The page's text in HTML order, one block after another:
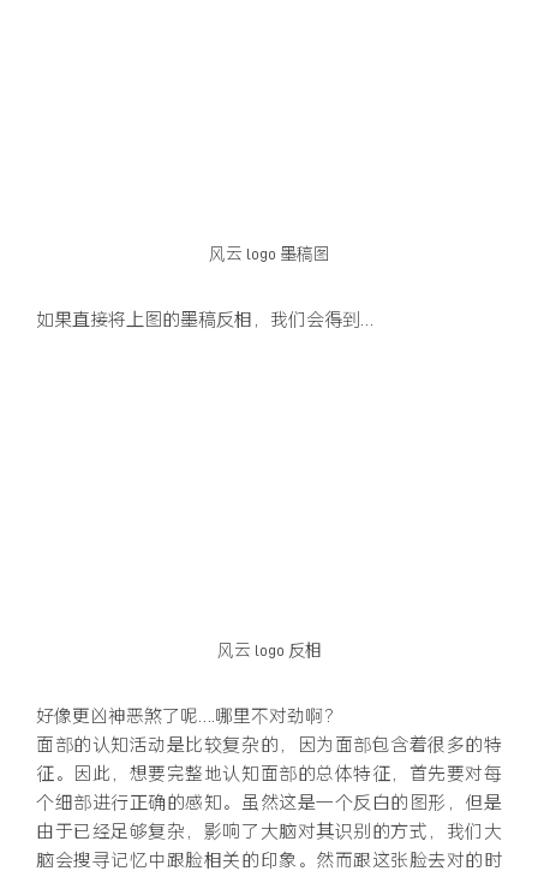
风云 logo 墨稿图
如果直接将上图的墨稿反相，我们会得到…
风云 logo 反相
好像更凶神恶煞了呢….哪里不对劲啊？
面部的认知活动是比较复杂的，因为面部包含着很多的特
征。因此，想要完整地认知面部的总体特征，首先要对每
个细部进行正确的感知。虽然这是一个反白的图形，但是
由于已经足够复杂，影响了大脑对其识别的方式，我们大
脑会搜寻记忆中跟脸相关的印象。然而跟这张脸去对的时